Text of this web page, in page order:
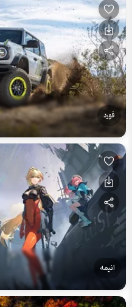
فورد
انیمه